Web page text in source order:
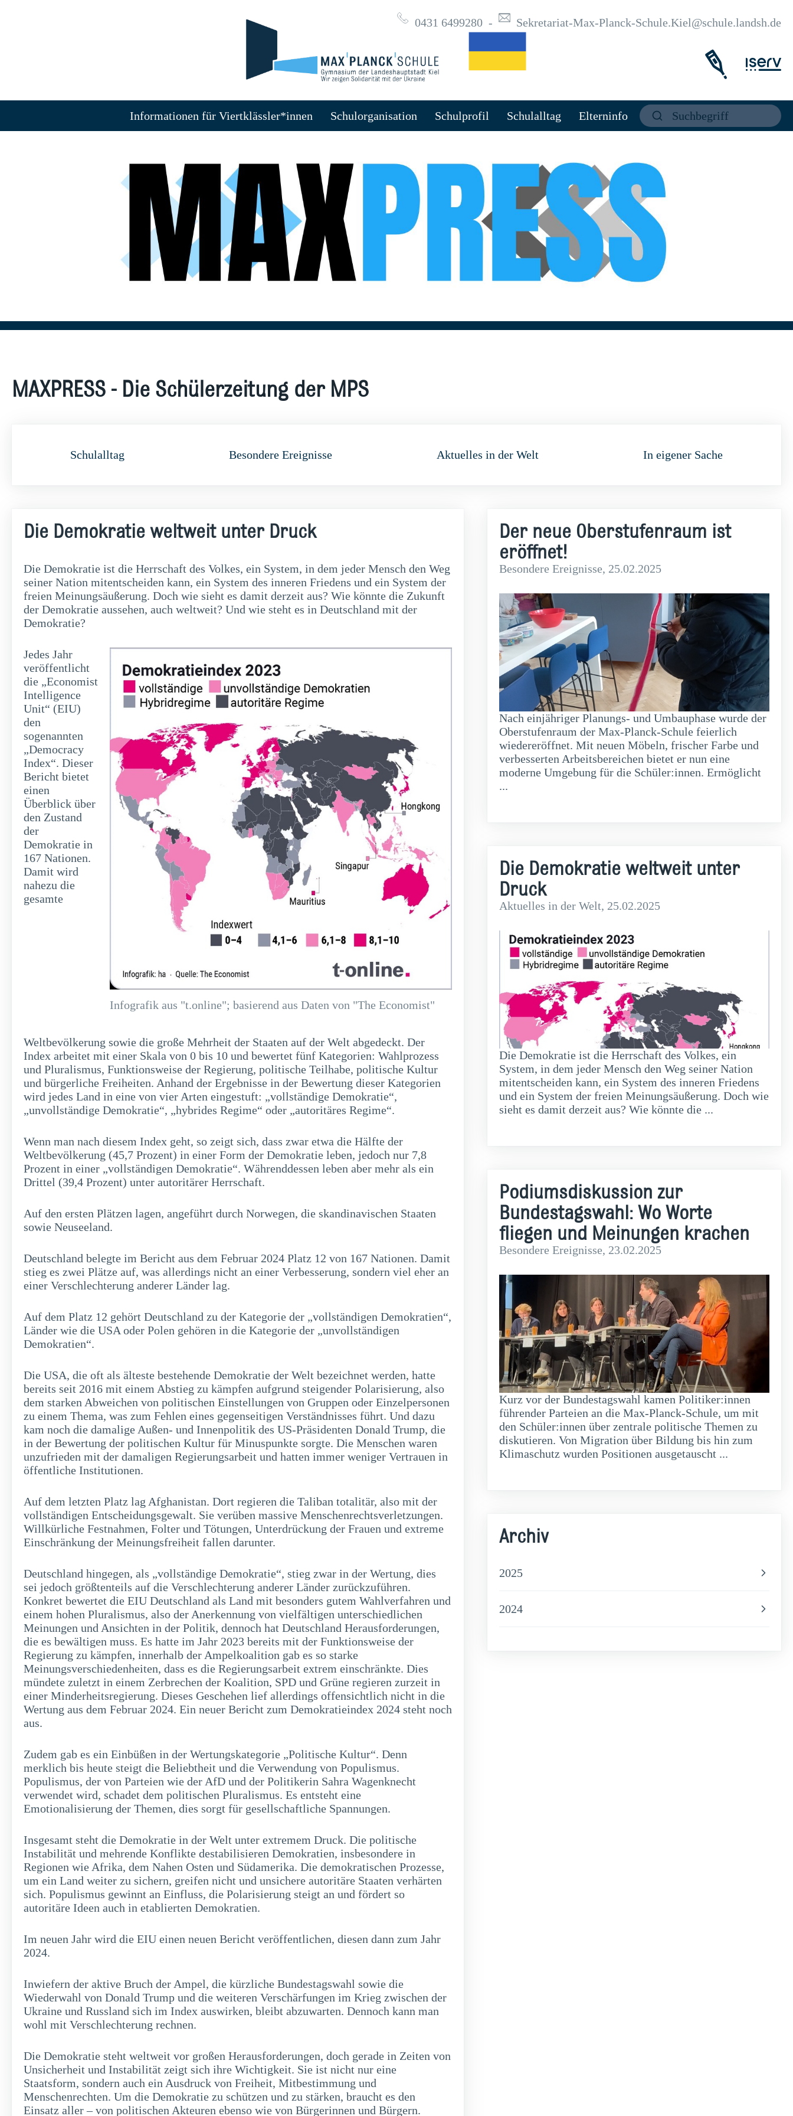
0431 6499280 - Sekretariat-Max-Planck-Schule.Kiel@schule.landsh.de
Informationen für Viertklässler*innen Schulorganisation Schulprofil Schulalltag Elterninfo
MAXPRESS - Die Schülerzeitung der MPS
Schulalltag Besondere Ereignisse Aktuelles in der Welt In eigener Sache
Die Demokratie weltweit unter Druck
Die Demokratie ist die Herrschaft des Volkes, ein System, in dem jeder Mensch den Weg
seiner Nation mitentscheiden kann, ein System des inneren Friedens und ein System der
freien Meinungsäußerung. Doch wie sieht es damit derzeit aus? Wie könnte die Zukunft
der Demokratie aussehen, auch weltweit? Und wie steht es in Deutschland mit der
Demokratie?
Infografik aus "t.online"; basierend aus Daten von "The Economist"
Jedes Jahr
veröffentlicht
die „Economist
Intelligence
Unit“ (EIU)
den
sogenannten
„Democracy
Index“. Dieser
Bericht bietet
einen
Überblick über
den Zustand
der
Demokratie in
167 Nationen.
Damit wird
nahezu die
gesamte
Weltbevölkerung sowie die große Mehrheit der Staaten auf der Welt abgedeckt. Der
Index arbeitet mit einer Skala von 0 bis 10 und bewertet fünf Kategorien: Wahlprozess
und Pluralismus, Funktionsweise der Regierung, politische Teilhabe, politische Kultur
und bürgerliche Freiheiten. Anhand der Ergebnisse in der Bewertung dieser Kategorien
wird jedes Land in eine von vier Arten eingestuft: „vollständige Demokratie“,
„unvollständige Demokratie“, „hybrides Regime“ oder „autoritäres Regime“.
Wenn man nach diesem Index geht, so zeigt sich, dass zwar etwa die Hälfte der
Weltbevölkerung (45,7 Prozent) in einer Form der Demokratie leben, jedoch nur 7,8
Prozent in einer „vollständigen Demokratie“. Währenddessen leben aber mehr als ein
Drittel (39,4 Prozent) unter autoritärer Herrschaft.
Auf den ersten Plätzen lagen, angeführt durch Norwegen, die skandinavischen Staaten
sowie Neuseeland.
Deutschland belegte im Bericht aus dem Februar 2024 Platz 12 von 167 Nationen. Damit
stieg es zwei Plätze auf, was allerdings nicht an einer Verbesserung, sondern viel eher an
einer Verschlechterung anderer Länder lag.
Auf dem Platz 12 gehört Deutschland zu der Kategorie der „vollständigen Demokratien“,
Länder wie die USA oder Polen gehören in die Kategorie der „unvollständigen
Demokratien“.
Die USA, die oft als älteste bestehende Demokratie der Welt bezeichnet werden, hatte
bereits seit 2016 mit einem Abstieg zu kämpfen aufgrund steigender Polarisierung, also
dem starken Abweichen von politischen Einstellungen von Gruppen oder Einzelpersonen
zu einem Thema, was zum Fehlen eines gegenseitigen Verständnisses führt. Und dazu
kam noch die damalige Außen- und Innenpolitik des US-Präsidenten Donald Trump, die
in der Bewertung der politischen Kultur für Minuspunkte sorgte. Die Menschen waren
unzufrieden mit der damaligen Regierungsarbeit und hatten immer weniger Vertrauen in
öffentliche Institutionen.
Auf dem letzten Platz lag Afghanistan. Dort regieren die Taliban totalitär, also mit der
vollständigen Entscheidungsgewalt. Sie verüben massive Menschenrechtsverletzungen.
Willkürliche Festnahmen, Folter und Tötungen, Unterdrückung der Frauen und extreme
Einschränkung der Meinungsfreiheit fallen darunter.
Deutschland hingegen, als „vollständige Demokratie“, stieg zwar in der Wertung, dies
sei jedoch größtenteils auf die Verschlechterung anderer Länder zurückzuführen.
Konkret bewertet die EIU Deutschland als Land mit besonders gutem Wahlverfahren und
einem hohen Pluralismus, also der Anerkennung von vielfältigen unterschiedlichen
Meinungen und Ansichten in der Politik, dennoch hat Deutschland Herausforderungen,
die es bewältigen muss. Es hatte im Jahr 2023 bereits mit der Funktionsweise der
Regierung zu kämpfen, innerhalb der Ampelkoalition gab es so starke
Meinungsverschiedenheiten, dass es die Regierungsarbeit extrem einschränkte. Dies
mündete zuletzt in einem Zerbrechen der Koalition, SPD und Grüne regieren zurzeit in
einer Minderheitsregierung. Dieses Geschehen lief allerdings offensichtlich nicht in die
Wertung aus dem Februar 2024. Ein neuer Bericht zum Demokratieindex 2024 steht noch
aus.
Zudem gab es ein Einbüßen in der Wertungskategorie „Politische Kultur“. Denn
merklich bis heute steigt die Beliebtheit und die Verwendung von Populismus.
Populismus, der von Parteien wie der AfD und der Politikerin Sahra Wagenknecht
verwendet wird, schadet dem politischen Pluralismus. Es entsteht eine
Emotionalisierung der Themen, dies sorgt für gesellschaftliche Spannungen.
Insgesamt steht die Demokratie in der Welt unter extremem Druck. Die politische
Instabilität und mehrende Konflikte destabilisieren Demokratien, insbesondere in
Regionen wie Afrika, dem Nahen Osten und Südamerika. Die demokratischen Prozesse,
um ein Land weiter zu sichern, greifen nicht und unsichere autoritäre Staaten verhärten
sich. Populismus gewinnt an Einfluss, die Polarisierung steigt an und fördert so
autoritäre Ideen auch in etablierten Demokratien.
Im neuen Jahr wird die EIU einen neuen Bericht veröffentlichen, diesen dann zum Jahr
2024.
Inwiefern der aktive Bruch der Ampel, die kürzliche Bundestagswahl sowie die
Wiederwahl von Donald Trump und die weiteren Verschärfungen im Krieg zwischen der
Ukraine und Russland sich im Index auswirken, bleibt abzuwarten. Dennoch kann man
wohl mit Verschlechterung rechnen.
Die Demokratie steht weltweit vor großen Herausforderungen, doch gerade in Zeiten von
Unsicherheit und Instabilität zeigt sich ihre Wichtigkeit. Sie ist nicht nur eine
Staatsform, sondern auch ein Ausdruck von Freiheit, Mitbestimmung und
Menschenrechten. Um die Demokratie zu schützen und zu stärken, braucht es den
Einsatz aller – von politischen Akteuren ebenso wie von Bürgerinnen und Bürgern.
Der neue Oberstufenraum ist
eröffnet!
Besondere Ereignisse, 25.02.2025
Nach einjähriger Planungs- und Umbauphase wurde der
Oberstufenraum der Max-Planck-Schule feierlich
wiedereröffnet. Mit neuen Möbeln, frischer Farbe und
verbesserten Arbeitsbereichen bietet er nun eine
moderne Umgebung für die Schüler:innen. Ermöglicht
...
Die Demokratie weltweit unter
Druck
Aktuelles in der Welt, 25.02.2025
Die Demokratie ist die Herrschaft des Volkes, ein
System, in dem jeder Mensch den Weg seiner Nation
mitentscheiden kann, ein System des inneren Friedens
und ein System der freien Meinungsäußerung. Doch wie
sieht es damit derzeit aus? Wie könnte die ...
Podiumsdiskussion zur
Bundestagswahl: Wo Worte
fliegen und Meinungen krachen
Besondere Ereignisse, 23.02.2025
Kurz vor der Bundestagswahl kamen Politiker:innen
führender Parteien an die Max-Planck-Schule, um mit
den Schüler:innen über zentrale politische Themen zu
diskutieren. Von Migration über Bildung bis hin zum
Klimaschutz wurden Positionen ausgetauscht ...
Archiv
2025
2024